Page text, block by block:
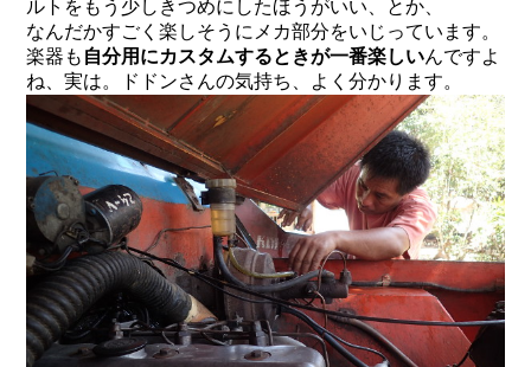
ルトをもう少しきつめにしたほうがいい、とか、
なんだかすごく楽しそうにメカ部分をいじっています。
楽器も 自分用にカスタムするときが一番楽しいんですよ
ね、実は。ドドンさんの気持ち、よく分かります。